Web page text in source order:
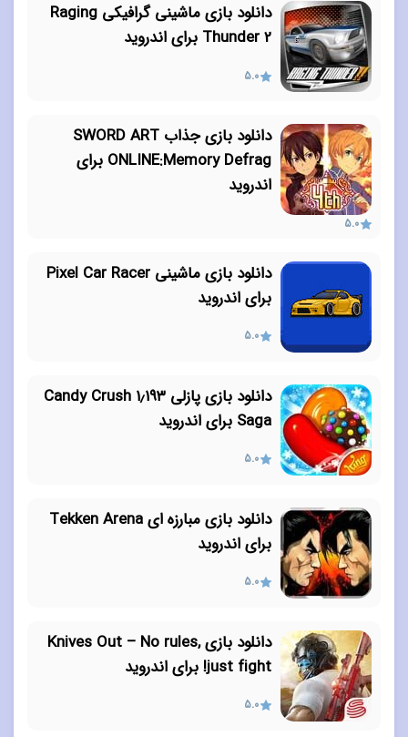
دانلود بازی ماشینی گرافیکی Raging
Thunder 2 برای اندروید
5.0
دانلود بازی جذاب SWORD ART
ONLINE:Memory Defrag برای
اندروید
5.0
دانلود بازی ماشینی Pixel Car Racer
برای اندروید
5.0
دانلود بازی پازلی ۱٫۱۹۳ Candy Crush
Saga برای اندروید
5.0
دانلود بازی مبارزه ای Tekken Arena
برای اندروید
5.0
دانلود بازی Knives Out – No rules,
just fight! برای اندروید
5.0